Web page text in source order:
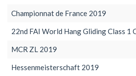
Championnat de France 2019
22nd FAI World Hang Gliding Class 1
MCR ZL 2019
Hessenmeisterschaft 2019